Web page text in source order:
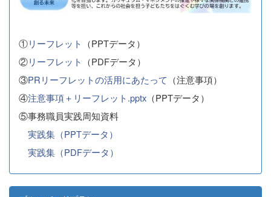
①リーフレット （PPTデータ）
②リーフレット （PDFデータ）
③PRリーフレットの活用にあたって （注意事項）
④注意事項＋リーフレット.pptx （PPTデータ）
⑤事務職員実践周知資料
実践集（PPTデータ）
実践集（PDFデータ）